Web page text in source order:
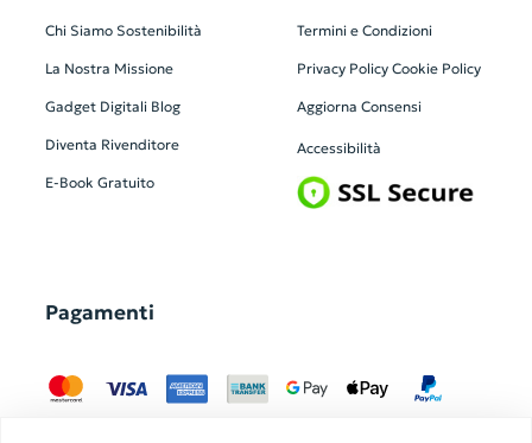
Chi Siamo Sostenibilità
La Nostra Missione
Gadget Digitali Blog
Diventa Rivenditore
E-Book Gratuito
Termini e Condizioni
Privacy Policy Cookie Policy
Aggiorna Consensi
Accessibilità
Pagamenti